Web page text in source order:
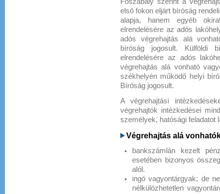
első fokon eljárt bíróság
alapja, hanem egyéb
elrendelésére az adós
adós végrehajtás alá
bíróság jogosult. Külföldi
elrendelésére az adós
végrehajtás alá vonható
székhelyén működő helyi
Bíróság jogosult.
A végrehajtási
végrehajtók intézkedései
személyek, hatósági feladatot
Végrehajtás alá
bankszámlán kezelt
esetében bizonyos
alól.
ingó vagyontárgyak; de
nélkülözhetetlen